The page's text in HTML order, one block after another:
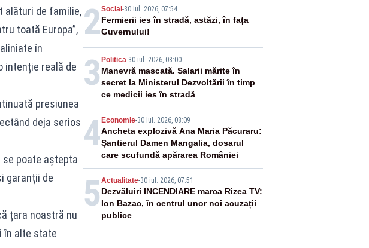
alături de familie,
toată Europa”,
în
intenție reală de
presiunea
deja serios
se poate aștepta
garanții de
țara noastră nu
în alte state
2Social -30 iul. 2026, 07:54
Fermierii ies în stradă, astăzi, în fața
Guvernului!
3 Politica-30 iul. 2026, 08:00
Manevră mascată. Salarii mărite în
secret la Ministerul Dezvoltării în timp
ce medicii ies în stradă
4 Economie-30 iul. 2026, 08:09
Ancheta explozivă Ana Maria Păcuraru:
Șantierul Damen Mangalia, dosarul
care scufundă apărarea României
5 Actualitate-30 iul. 2026, 07:51
Dezvăluiri INCENDIARE marca Rizea TV:
Ion Bazac, în centrul unor noi acuzații
publice